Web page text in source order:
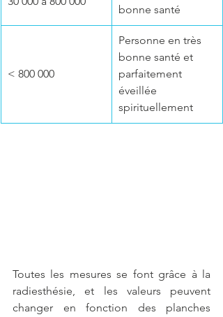
bonne santé
< 800 000
Personne en très
bonne santé et
parfaitement
éveillée
spirituellement
Toutes les mesures se font grâce à la
radiesthésie, et les valeurs peuvent
changer en fonction des planches